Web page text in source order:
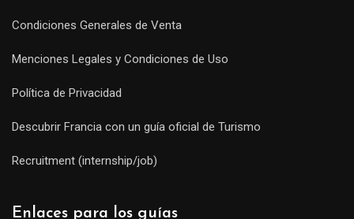
Condiciones Generales de Venta
Menciones Legales y Condiciones de Uso
Política de Privacidad
Descubrir Francia con un guía oficial de Turismo
Recruitment (internship/job)
Enlaces para los guías